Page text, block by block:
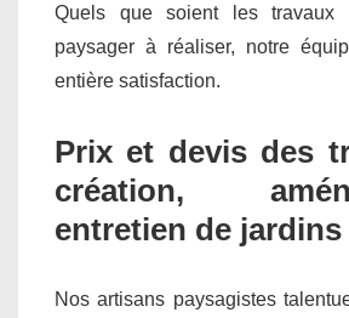
Quels que soient les travaux
paysager à réaliser, notre
entière satisfaction.
Prix et devis des
création,
entretien de jardins
Nos artisans paysagistes